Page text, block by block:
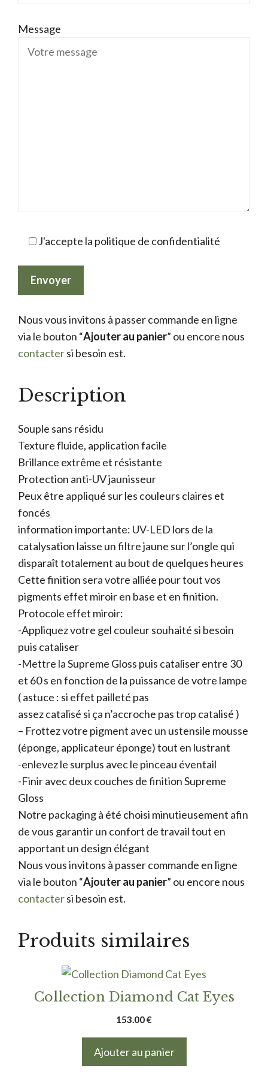
Message
J'accepte la politique de confidentialité
Nous vous invitons à passer commande en ligne
via le bouton “Ajouter au panier” ou encore nous
contactersi besoin est.
Description
Souple sans résidu
Texture fluide, application facile
Brillance extrême et résistante
Protection anti-UV jaunisseur
Peux être appliqué sur les couleurs claires et
foncés
information importante: UV-LED lors de la
catalysation laisse un filtre jaune sur l’ongle qui
disparaît totalement au bout de quelques heures
Cette finition sera votre alliée pour tout vos
pigments effet miroir en base et en finition.
Protocole effet miroir:
-Appliquez votre gel couleur souhaité si besoin
puis cataliser
-Mettre la Supreme Gloss puis cataliser entre 30
et 60 s en fonction de la puissance de votre lampe
( astuce : si effet pailleté pas
assez catalisé si ça n’accroche pas trop catalisé )
– Frottez votre pigment avec un ustensile mousse
(éponge, applicateur éponge) tout en lustrant
-enlevez le surplus avec le pinceau éventail
-Finir avec deux couches de finition Supreme
Gloss
Notre packaging à été choisi minutieusement afin
de vous garantir un confort de travail tout en
apportant un design élégant
Nous vous invitons à passer commande en ligne
via le bouton “Ajouter au panier” ou encore nous
contactersi besoin est.
Produits similaires
Collection Diamond Cat Eyes
153.00€
Ajouter au panier